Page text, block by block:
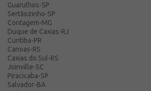
Guarulhos-SP
Sertãozinho-SP
Contagem-MG
Duque de Caxias-RJ
Curitiba-PR
Canoas-RS
Caxias do Sul-RS
Joinville-SC
Piracicaba-SP
Salvador-BA